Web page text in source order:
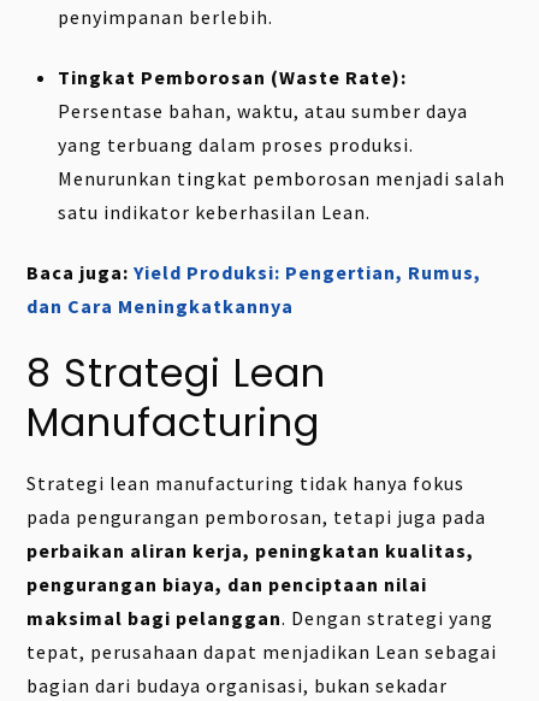
penyimpanan berlebih.
Tingkat Pemborosan (Waste Rate):
Persentase bahan, waktu, atau sumber daya
yang terbuang dalam proses produksi.
Menurunkan tingkat pemborosan menjadi salah
satu indikator keberhasilan Lean.
Baca juga:Yield Produksi: Pengertian, Rumus,
dan Cara Meningkatkannya
8 Strategi Lean
Manufacturing
Strategi lean manufacturing tidak hanya fokus
pada pengurangan pemborosan, tetapi juga pada
perbaikan aliran kerja, peningkatan kualitas,
pengurangan biaya, dan penciptaan nilai
maksimal bagi pelanggan. Dengan strategi yang
tepat, perusahaan dapat menjadikan Lean sebagai
bagian dari budaya organisasi, bukan sekadar